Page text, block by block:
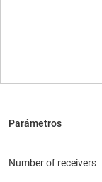
Number of receivers